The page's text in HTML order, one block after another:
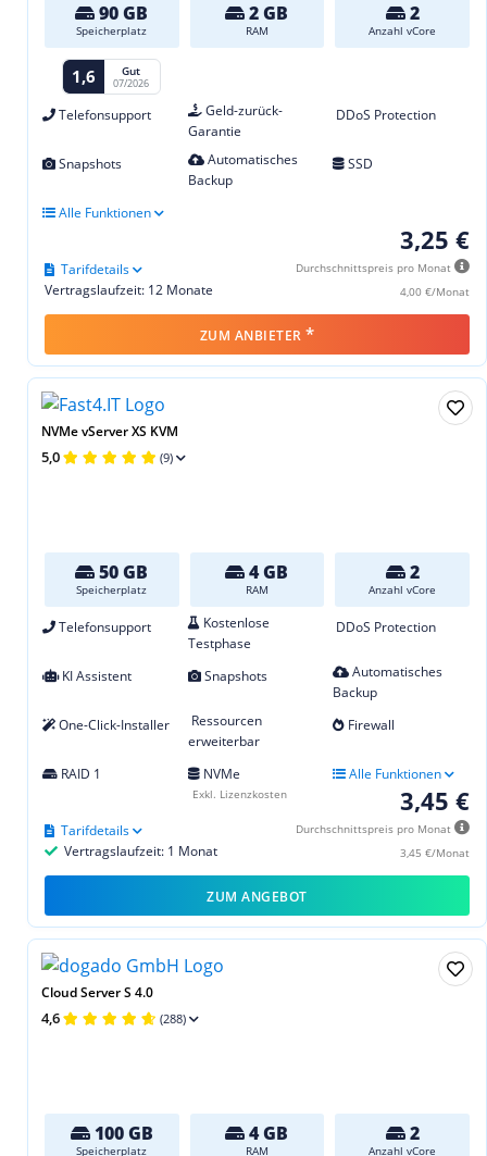
90 GB
Speicherplatz
2 GB
RAM
2
Anzahl vCore
1,6 Gut
07/2026
Telefonsupport
Geld-zurück-
Garantie
DDoS Protection
Snapshots
Automatisches
Backup
SSD
Alle Funktionen
3,25 €
Durchschnittspreis pro Monat
4,00 €/Monat
Vertragslaufzeit: 12 Monate
Tarifdetails
ZUM ANBIETER *
NVMe vServer XS KVM
5,0 (9)
50 GB
Speicherplatz
4 GB
RAM
2
Anzahl vCore
Telefonsupport
Kostenlose
Testphase
DDoS Protection
KI Assistent Snapshots
Automatisches
Backup
One-Click-Installer
Ressourcen
erweiterbar
Firewall
RAID 1 NVMe Alle Funktionen
3,45 €
Durchschnittspreis pro Monat
3,45 €/Monat
Vertragslaufzeit: 1 Monat
Tarifdetails
Exkl. Lizenzkosten
ZUM ANGEBOT
Cloud Server S 4.0
4,6 (288)
100 GB
Speicherplatz
4 GB
RAM
2
Anzahl vCore